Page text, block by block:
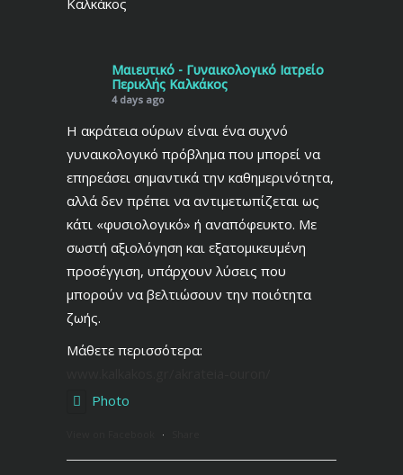
Μαιευτικό - Γυναικολογικό Ιατρείο
Περικλής Καλκάκος
4 days ago
Η ακράτεια ούρων είναι ένα συχνό
γυναικολογικό πρόβλημα που μπορεί να
επηρεάσει σημαντικά την καθημερινότητα,
αλλά δεν πρέπει να αντιμετωπίζεται ως
κάτι «φυσιολογικό» ή αναπόφευκτο. Με
σωστή αξιολόγηση και εξατομικευμένη
προσέγγιση, υπάρχουν λύσεις που
μπορούν να βελτιώσουν την ποιότητα
ζωής.
Μάθετε περισσότερα:
Photo
·